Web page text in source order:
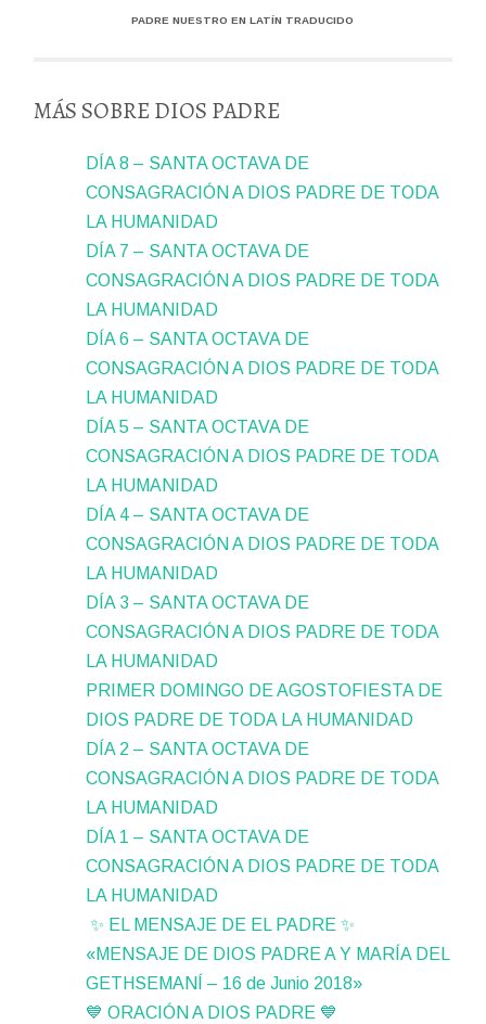
PADRE NUESTRO EN LATÍN TRADUCIDO
MÁS SOBRE DIOS PADRE
DÍA 8 – SANTA OCTAVA DE
CONSAGRACIÓN A DIOS PADRE DE TODA
LA HUMANIDAD
DÍA 7 – SANTA OCTAVA DE
CONSAGRACIÓN A DIOS PADRE DE TODA
LA HUMANIDAD
DÍA 6 – SANTA OCTAVA DE
CONSAGRACIÓN A DIOS PADRE DE TODA
LA HUMANIDAD
DÍA 5 – SANTA OCTAVA DE
CONSAGRACIÓN A DIOS PADRE DE TODA
LA HUMANIDAD
DÍA 4 – SANTA OCTAVA DE
CONSAGRACIÓN A DIOS PADRE DE TODA
LA HUMANIDAD
DÍA 3 – SANTA OCTAVA DE
CONSAGRACIÓN A DIOS PADRE DE TODA
LA HUMANIDAD
PRIMER DOMINGO DE AGOSTOFIESTA DE
DIOS PADRE DE TODA LA HUMANIDAD
DÍA 2 – SANTA OCTAVA DE
CONSAGRACIÓN A DIOS PADRE DE TODA
LA HUMANIDAD
DÍA 1 – SANTA OCTAVA DE
CONSAGRACIÓN A DIOS PADRE DE TODA
LA HUMANIDAD
✨ EL MENSAJE DE EL PADRE ✨
«MENSAJE DE DIOS PADRE A Y MARÍA DEL
GETHSEMANÍ – 16 de Junio 2018»
💙 ORACIÓN A DIOS PADRE 💙